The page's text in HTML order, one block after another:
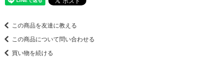
この商品を友達に教える
この商品について問い合わせる
買い物を続ける